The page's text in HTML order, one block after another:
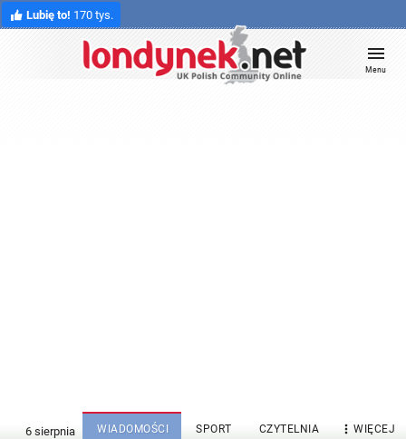
Lubię to! 170 tys.
Menu
WIADOMOŚCI SPORT CZYTELNIA  WIĘCEJ